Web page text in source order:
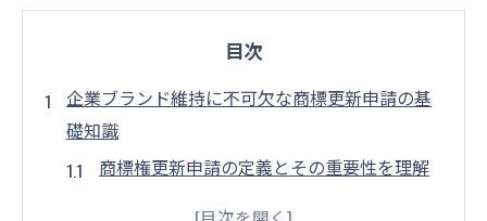
目次
企業ブランド維持に不可欠な商標更新申請の基
礎知識
商標権更新申請の定義とその重要性を理解